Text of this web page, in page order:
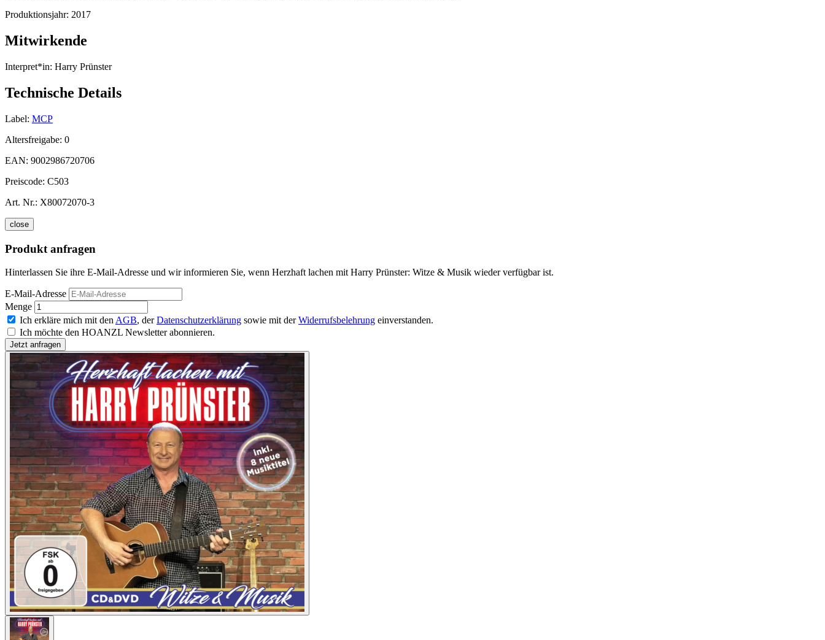
Produktionsjahr: 2017
Mitwirkende
Interpret*in: Harry Prünster
Technische Details
Label: MCP
Altersfreigabe: 0
EAN: 9002986720706
Preiscode: C503
Art. Nr.: X80072070-3
close
Produkt anfragen
Hinterlassen Sie ihre E-Mail-Adresse und wir informieren Sie, wenn Herzhaft lachen mit Harry Prünster: Witze & Musik wieder verfügbar ist.
E-Mail-Adresse
Menge
Ich erkläre mich mit den AGB, derDatenschutzerklärung sowie mit derWiderrufsbelehrung einverstanden.
Ich möchte den HOANZL Newsletter abonnieren.